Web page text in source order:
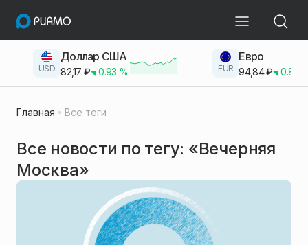
USD
Доллар США
82,17 ₽ 0.93 % EUR
Евро
94,84₽ 0.83
Главная Все теги
Все новости по тегу: «Вечерняя
Москва»